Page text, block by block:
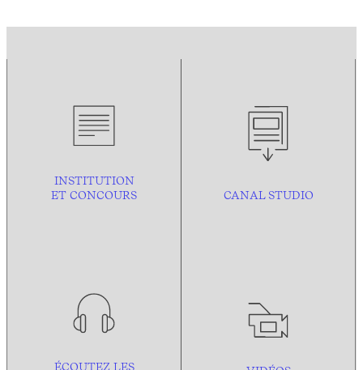
INSTITUTION
ET CONCOURS
CANAL STUDIO
ÉCOUTEZ LES